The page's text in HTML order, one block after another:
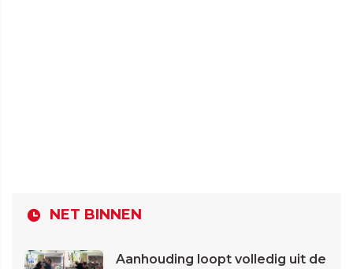
NET BINNEN
Aanhouding loopt volledig uit de